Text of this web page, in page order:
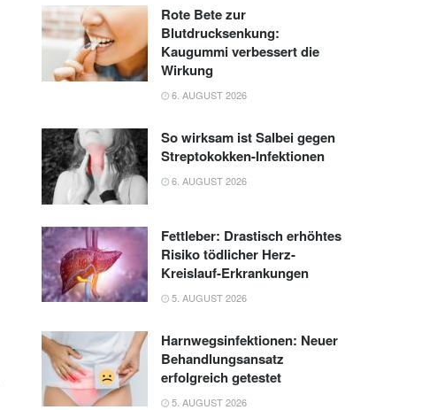
Rote Bete zur
Blutdrucksenkung:
Kaugummi verbessert die
Wirkung
6. AUGUST 2026
So wirksam ist Salbei gegen
Streptokokken-Infektionen
6. AUGUST 2026
Fettleber: Drastisch erhöhtes
Risiko tödlicher Herz-
Kreislauf-Erkrankungen
5. AUGUST 2026
Harnwegsinfektionen: Neuer
Behandlungsansatz
erfolgreich getestet
5. AUGUST 2026